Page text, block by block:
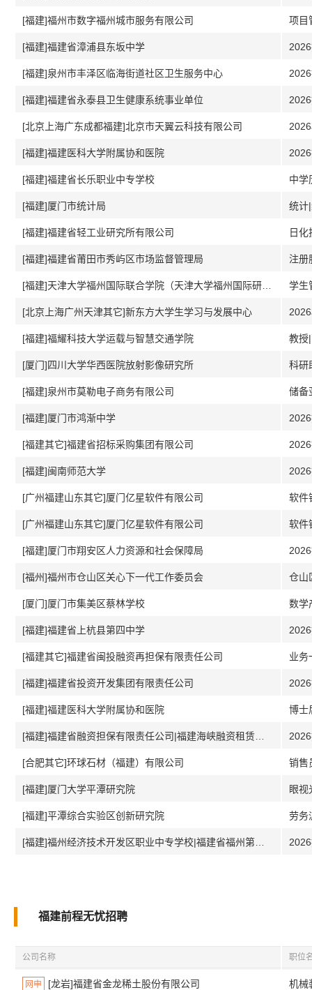
[福建]福州市数字福州城市服务有限公司
[福建]福建省漳浦县东坂中学
[福建]泉州市丰泽区临海街道社区卫生服务中心
[福建]福建省永泰县卫生健康系统事业单位
[北京上海广东成都福建]北京市天翼云科技有限公司
[福建]福建医科大学附属协和医院
[福建]福建省长乐职业中专学校
[福建]厦门市统计局 统计
[福建]福建省轻工业研究所有限公司 日
[福建]福建省莆田市秀屿区市场监督管理局 注册
学生
[北京上海广州天津其它]新东方大学生学习与发展中心
[福建]福耀科技大学运载与智慧交通学院 教授
[厦门]四川大学华西医院放射影像研究所 科研
[福建]泉州市莫勒电子商务有限公司 储备
[福建]厦门市鸿渐中学
[福建其它]福建省招标采购集团有限公司
[福建]闽南师范大学
[广州福建山东其它]厦门亿星软件有限公司 软件
[广州福建山东其它]厦门亿星软件有限公司 软件
[福建]厦门市翔安区人力资源和社会保障局
[福州]福州市仓山区关心下一代工作委员会 仓山
[厦门]厦门市集美区蔡林学校
[福建]福建省上杭县第四中学
[福建其它]福建省闽投融资再担保有限责任公司
[福建]福建省投资开发集团有限责任公司
[福建]福建医科大学附属协和医院 博士
[合肥其它]环球石材（福建）有限公司 销售
[福建]厦门大学平潭研究院 眼视
[福建]平潭综合实验区创新研究院 劳务
福建前程无忧招聘
公司名称 职位
网申 [龙岩]福建省金龙稀土股份有限公司 机械